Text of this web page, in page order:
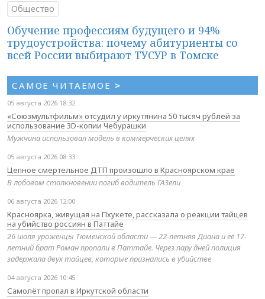
Общество
Обучение профессиям будущего и 94%
трудоустройства: почему абитуриенты со
всей России выбирают ТУСУР в Томске
САМОЕ ЧИТАЕМОЕ >
05 августа 2026 18:32
«Союзмультфильм» отсудил у иркутянина 50 тысяч рублей за
использование 3D-копии Чебурашки
Мужчина использовал модель в коммерческих целях
05 августа 2026 08:33
Цепное смертельное ДТП произошло в Красноярском крае
В лобовом столкновении погиб водитель ГАЗели
06 августа 2026 12:00
Красноярка, живущая на Пхукете, рассказала о реакции тайцев
на убийство россиян в Паттайе
26 июля уроженцы Тюменской области — 22-летняя Диана и её 17-
летний брат Роман пропали в Паттайе. Через пару дней полиция
задержала двух тайцев, которые признались в убийстве
04 августа 2026 10:45
Самолёт пропал в Иркутской области